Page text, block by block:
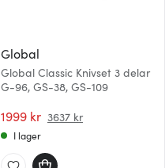
Global
Global Classic Knivset 3 delar
G-96, GS-38, GS-109
1999 kr 3637 kr
I lager